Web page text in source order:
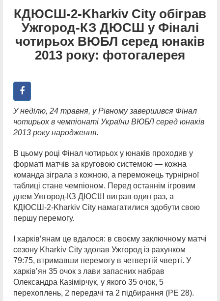
КДЮСШ-2-Kharkiv City обіграв
Ужгород-КЗ ДЮСШ у Фіналі
чотирьох ВЮБЛ серед юнаків
2013 року: фотогалерея
У неділю, 24 травня, у Рівному завершився Фінал
чотирьох в чемпіонаті України ВЮБЛ серед юнаків
2013 року народження.
В цьому році Фінал чотирьох у юнаків проходив у
форматі матчів за круговою системою — кожна
команда зіграла з кожною, а переможець турнірної
таблиці стане чемпіоном. Перед останнім ігровим
днем Ужгород-КЗ ДЮСШ виграв один раз, а
КДЮСШ-2-Kharkiv City намагатилися здобути свою
першу перемогу.
І харківʼянам це вдалося: в своєму заключному матчі
сезону Kharkiv City здолав Ужгород із рахунком
79:75, втримавши перемогу в четвертій чверті. У
харківʼян 35 очок з лави запасних набрав
Олександра Казімірчук, у якого 35 очок, 5
перехоплень, 2 передачі та 2 підбирання (РЕ 28).